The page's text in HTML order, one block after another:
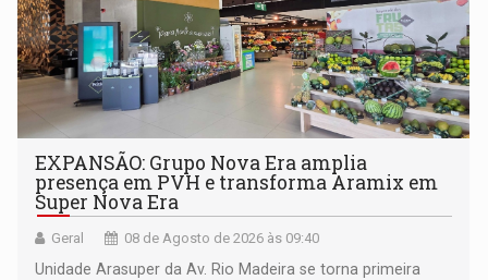
EXPANSÃO: Grupo Nova Era amplia
presença em PVH e transforma Aramix em
Super Nova Era
Geral 08 de Agosto de 2026 às 09:40
Unidade Arasuper da Av. Rio Madeira se torna primeira